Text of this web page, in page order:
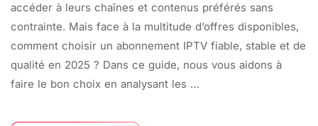
accéder à leurs chaînes et contenus préférés sans
contrainte. Mais face à la multitude d’offres disponibles,
comment choisir un abonnement IPTV fiable, stable et de
qualité en 2025 ? Dans ce guide, nous vous aidons à
faire le bon choix en analysant les …